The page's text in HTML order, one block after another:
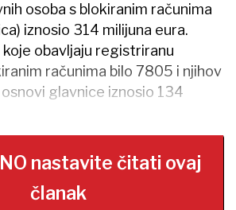
osoba s blokiranim računima
iznosio 314 milijuna eura.
koje obavljaju registriranu
računima bilo 7805 i njihov
glavnice iznosio 134
nastavite čitati ovaj
članak